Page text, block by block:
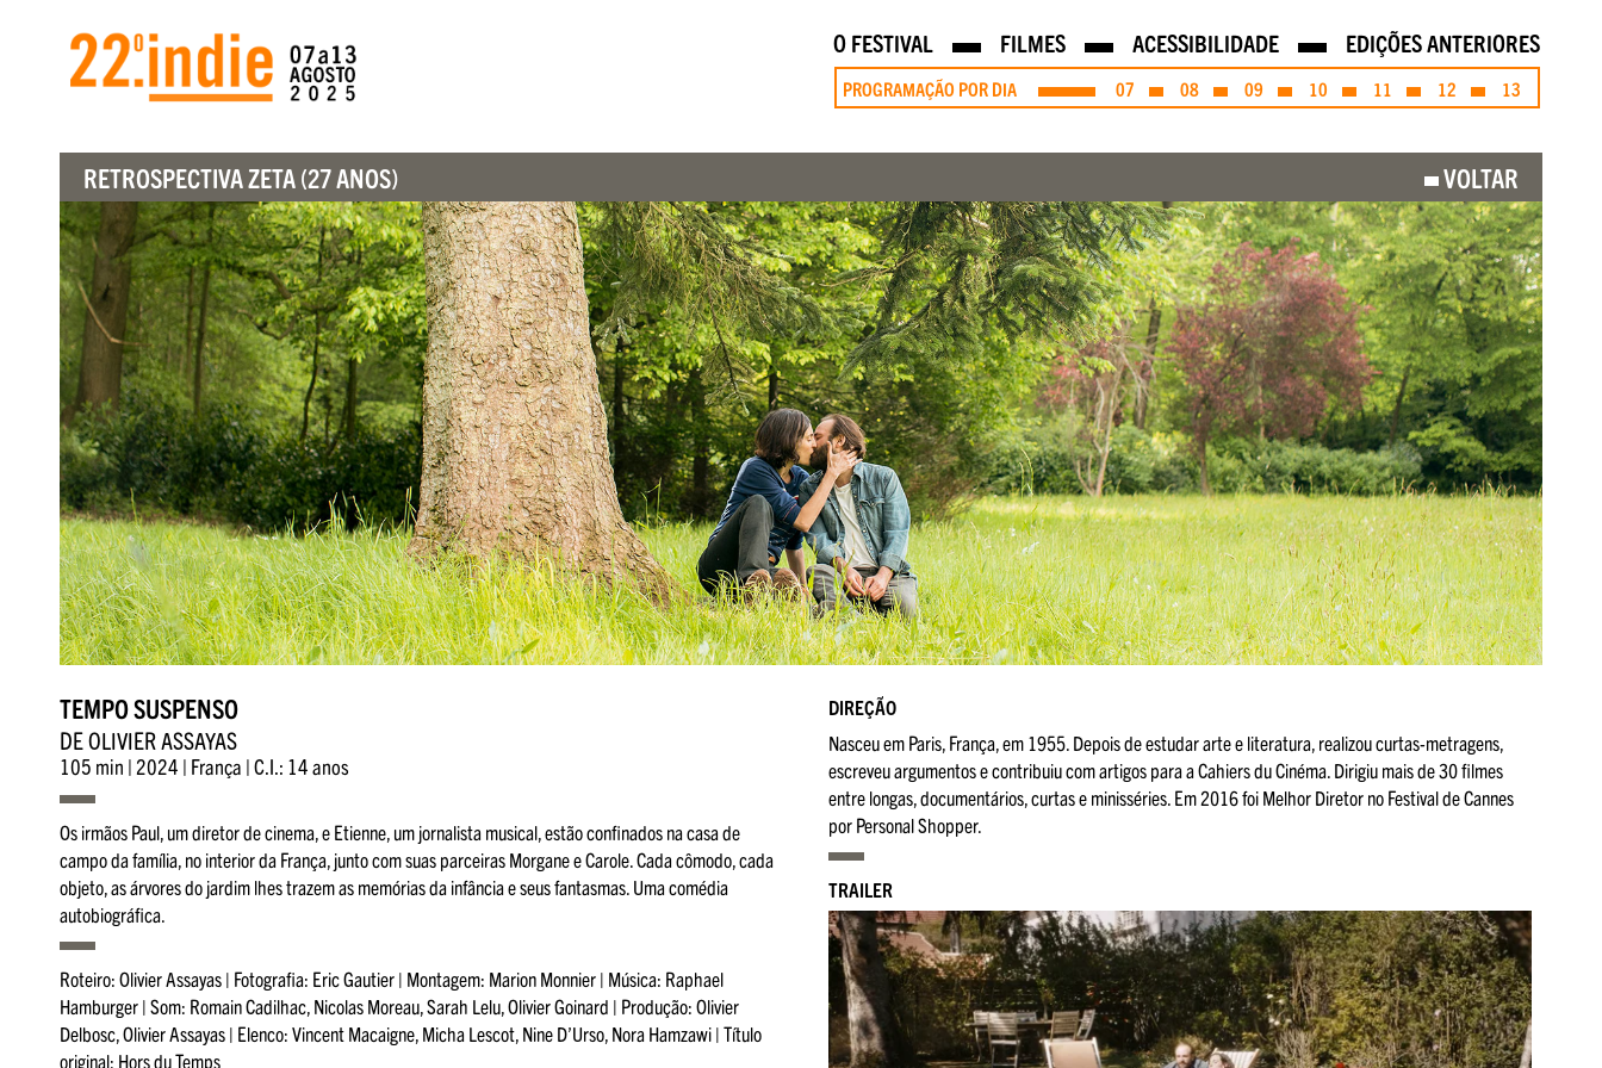
O FESTIVAL FILMES ACESSIBILIDADE EDIÇÕES ANTERIORES
PROGRAMAÇÃO POR DIA 07 08 09 10 11 12 13
RETROSPECTIVA ZETA (27 ANOS) VOLTAR
TEMPO SUSPENSO
DE OLIVIER ASSAYAS
105 min | 2024 | França | C.I.: 14 anos
Os irmãos Paul, um diretor de cinema, e Etienne, um jornalista musical, estão confinados na casa de
campo da família, no interior da França, junto com suas parceiras Morgane e Carole. Cada cômodo, cada
objeto, as árvores do jardim lhes trazem as memórias da infância e seus fantasmas. Uma comédia
autobiográfica.
Roteiro: Olivier Assayas | Fotografia: Eric Gautier | Montagem: Marion Monnier | Música: Raphael
Hamburger | Som: Romain Cadilhac, Nicolas Moreau, Sarah Lelu, Olivier Goinard | Produção: Olivier
Delbosc, Olivier Assayas | Elenco: Vincent Macaigne, Micha Lescot, Nine D’Urso, Nora Hamzawi | Título
original: Hors du Temps
DIREÇÃO
Nasceu em Paris, França, em 1955. Depois de estudar arte e literatura, realizou curtas-metragens,
escreveu argumentos e contribuiu com artigos para a Cahiers du Cinéma. Dirigiu mais de 30 filmes
entre longas, documentários, curtas e minisséries. Em 2016 foi Melhor Diretor no Festival de Cannes
por Personal Shopper.
TRAILER